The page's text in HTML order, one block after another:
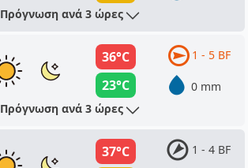
Πρόγνωση ανά 3 ώρες
36°C
23°C
1 - 5 BF
0 mm
Πρόγνωση ανά 3 ώρες
37°C
1 - 4 BF